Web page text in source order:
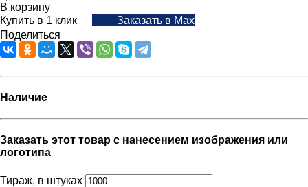
В корзину
Купить в 1 клик
Заказать в Max
Поделиться
Наличие
Заказать этот товар с нанесением изображения или
логотипа
Тираж, в штуках